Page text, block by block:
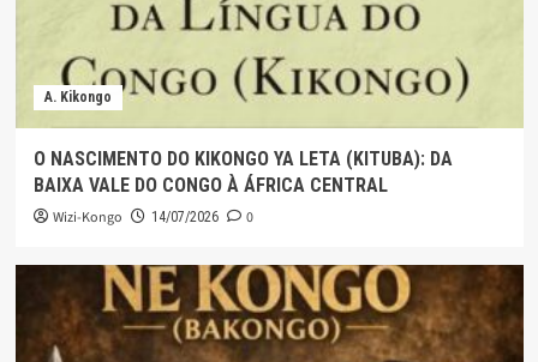
A. Kikongo
O NASCIMENTO DO KIKONGO YA LETA (KITUBA): DA
BAIXA VALE DO CONGO À ÁFRICA CENTRAL
Wizi-Kongo 14/07/2026 0